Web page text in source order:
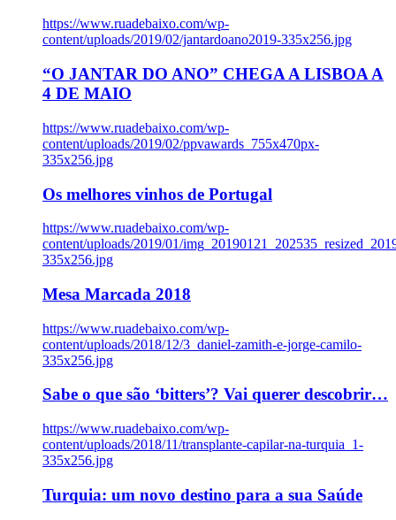
https://www.ruadebaixo.com/wp-
content/uploads/2019/02/jantardoano2019-335x256.jpg
“O JANTAR DO ANO” CHEGA A LISBOA A
4 DE MAIO
https://www.ruadebaixo.com/wp-
content/uploads/2019/02/ppvawards_755x470px-
335x256.jpg
Os melhores vinhos de Portugal
https://www.ruadebaixo.com/wp-
content/uploads/2019/01/
335x256.jpg
Mesa Marcada 2018
https://www.ruadebaixo.com/wp-
content/uploads/2018/12/3_daniel-zamith-e-jorge-camilo-
335x256.jpg
Sabe o que são ‘bitters’? Vai querer descobrir…
https://www.ruadebaixo.com/wp-
content/uploads/2018/11/transplante-capilar-na-turquia_1-
335x256.jpg
Turquia: um novo destino para a sua Saúde